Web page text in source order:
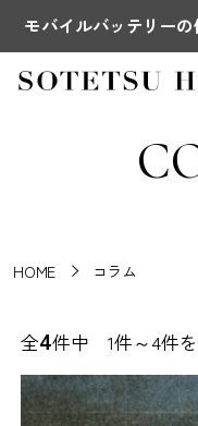
モバイルバッテリー
HOME コラム
全4件中 1件～4件を